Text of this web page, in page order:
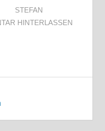
STEFAN
HINTERLASSEN